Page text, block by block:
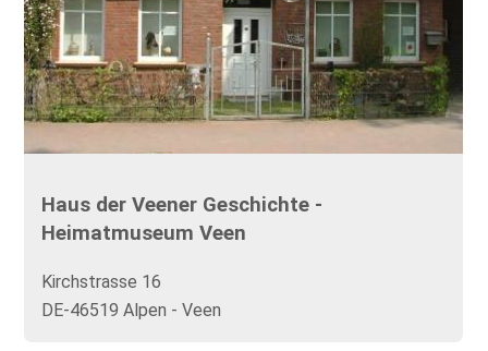
Haus der Veener Geschichte -
Heimatmuseum Veen
Kirchstrasse 16
DE-46519 Alpen - Veen